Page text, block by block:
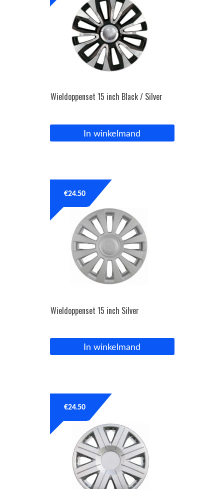
Wieldoppenset 15 inch Black / Silver
In winkelmand
Wieldoppenset 15 inch Silver
€24.50
In winkelmand
€24.50